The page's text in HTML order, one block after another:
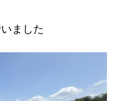
ました